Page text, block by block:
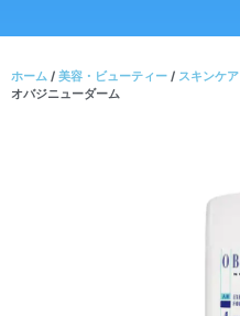
ホーム / 美容・ビューティー / スキンケア
オバジニューダーム